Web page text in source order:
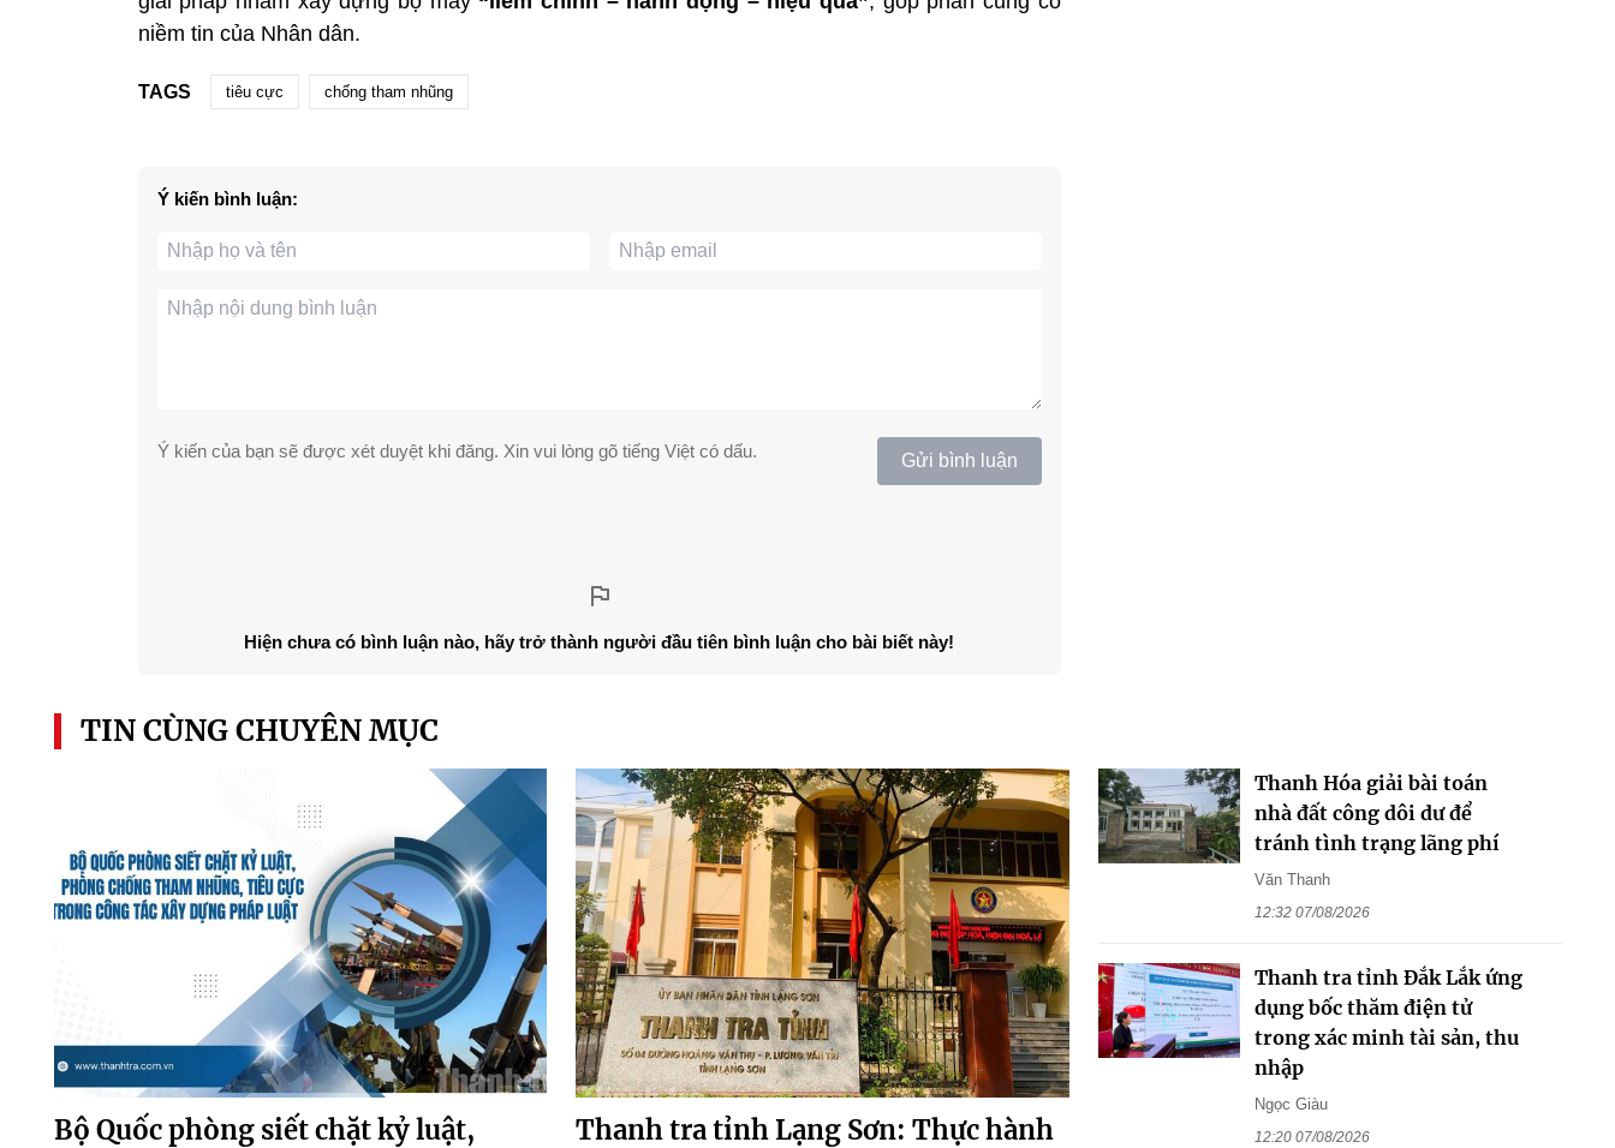
niềm tin của Nhân dân.
TAGS tiêu cực chống tham nhũng
Ý kiến bình luận:
Ý kiến của bạn sẽ được xét duyệt khi đăng. Xin vui lòng gõ tiếng Việt có dấu. Gửi bình luận
Hiện chưa có bình luận nào, hãy trở thành người đầu tiên bình luận cho bài biết này!
TIN CÙNG CHUYÊN MỤC
Bộ Quốc phòng siết chặt kỷ luật,
Thanh tra tỉnh Lạng Sơn: Thực hành
Thanh Hóa giải bài toán
nhà đất công dôi dư để
tránh tình trạng lãng phí
Văn Thanh
12:32 07/08/2026
Thanh tra tỉnh Đắk Lắk ứng
dụng bốc thăm điện tử
trong xác minh tài sản, thu
nhập
Ngọc Giàu
12:20 07/08/2026